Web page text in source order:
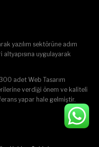
yazılım sektörüne adım
uygulayarak
adet Web Tasarım
verdiği önem ve kaliteli
yapar hale gelmiştir.